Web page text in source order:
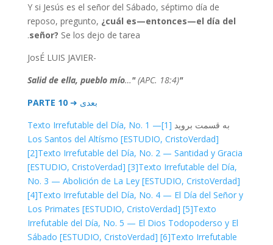
Y si Jesús es el señor del Sábado, séptimo día de
reposo, pregunto, ¿cuál es—entonces—el día del
señor? Se los dejo de tarea.
-JosÉ LUIS JAVIER
"Salid de ella, pueblo mío
…"(APC. 18:4)
بعدی ➜PARTE 10
به قسمت بروید [1]
Texto Irrefutable del Día, No. 1 —
Los Santos del Altísmo [ESTUDIO, CristoVerdad]
[2]Texto Irrefutable del Día, No. 2 — Santidad y Gracia
[ESTUDIO, CristoVerdad] [3]Texto Irrefutable del Día,
No. 3 — Abolición de La Ley [ESTUDIO, CristoVerdad]
[4]Texto Irrefutable del Día, No. 4 — El Día del Señor y
Los Primates [ESTUDIO, CristoVerdad] [5]Texto
Irrefutable del Día, No. 5 — El Dios Todopoderso y El
Sábado [ESTUDIO, CristoVerdad] [6]Texto Irrefutable